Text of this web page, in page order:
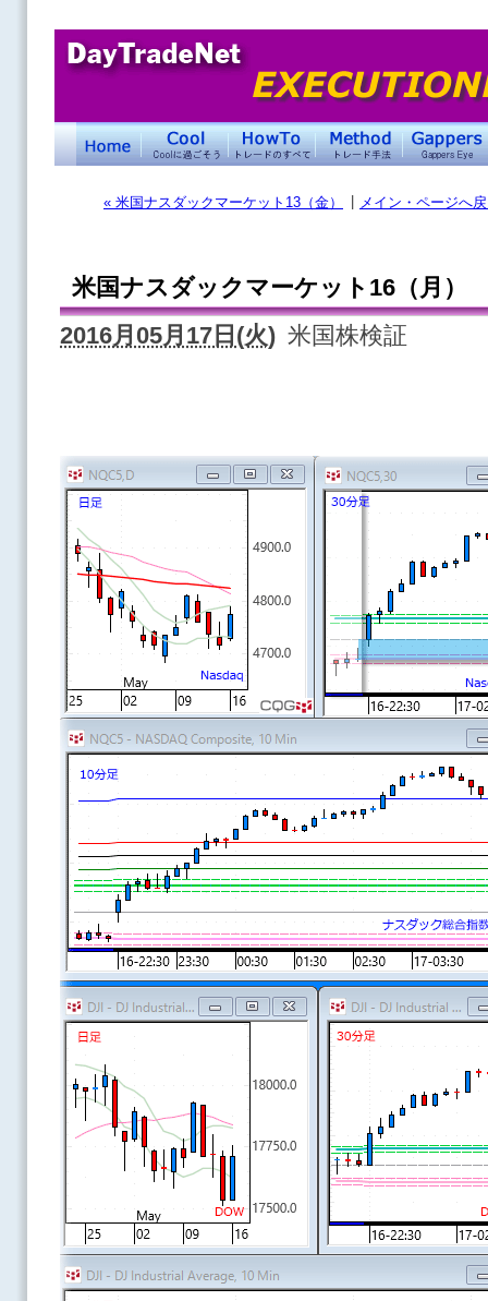
« 米国ナスダックマーケット13（金） メイン・ページへ
米国ナスダックマーケット16（月）
2016月05月17日(火) 米国株検証